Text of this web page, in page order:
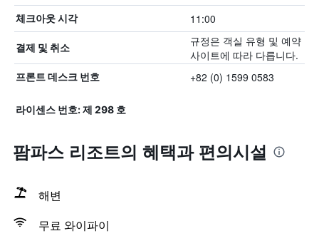
체크아웃 시각 11:00
결제 및 취소
규정은 객실 유형 및 예약
사이트에 따라 다릅니다.
프론트 데스크 번호 +82 (0) 1599 0583
라이센스 번호: 제 298 호
팜파스 리조트의 혜택​과 편의시설
해변
무료 와이파이